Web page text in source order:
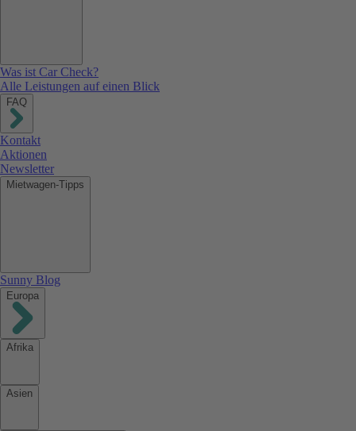
Was ist Car Check?
Alle Leistungen auf einen Blick
FAQ
Kontakt
Aktionen
Newsletter
Mietwagen-Tipps
Sunny Blog
Europa
Afrika
Asien